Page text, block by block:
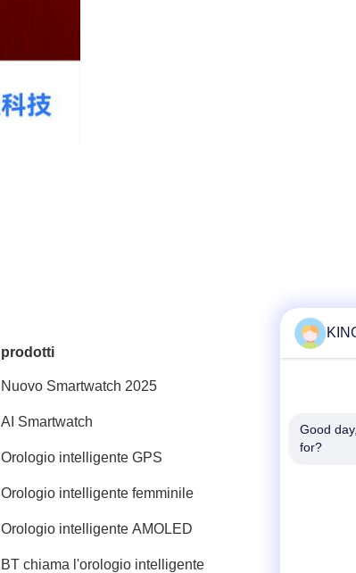
prodotti
Nuovo Smartwatch 2025
AI Smartwatch
Orologio intelligente GPS
Orologio intelligente femminile
Orologio intelligente AMOLED
BT chiama l'orologio intelligente
Good
for?